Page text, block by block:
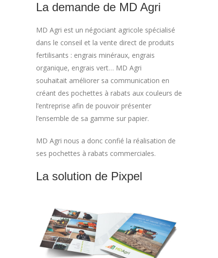
La demande de MD Agri
MD Agri est un négociant agricole spécialisé
dans le conseil et la vente direct de produits
fertilisants : engrais minéraux, engrais
organique, engrais vert… MD Agri
souhaitait améliorer sa communication en
créant des pochettes à rabats aux couleurs de
l’entreprise afin de pouvoir présenter
l’ensemble de sa gamme sur papier.
MD Agri nous a donc confié la réalisation de
ses pochettes à rabats commerciales.
La solution de Pixpel